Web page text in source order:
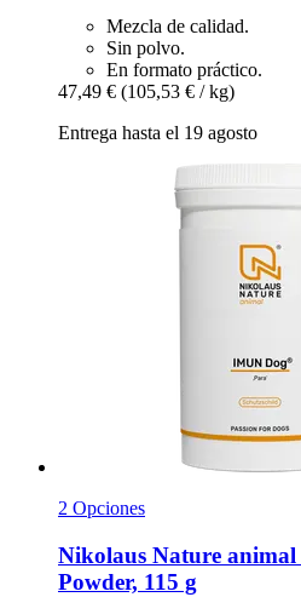
Mezcla de calidad.
Sin polvo.
En formato práctico.
47,49 € (105,53 € / kg)
Entrega hasta el 19 agosto
2 Opciones
Nikolaus Nature animal
Powder, 115 g